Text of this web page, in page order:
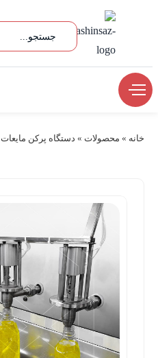
خانه » محصولات » دستگاه پرکن مایعات